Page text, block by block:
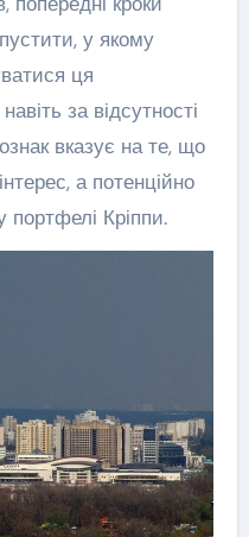
у якому
ця
за відсутності
вказує на те, що
а потенційно
портфелі Кріппи.